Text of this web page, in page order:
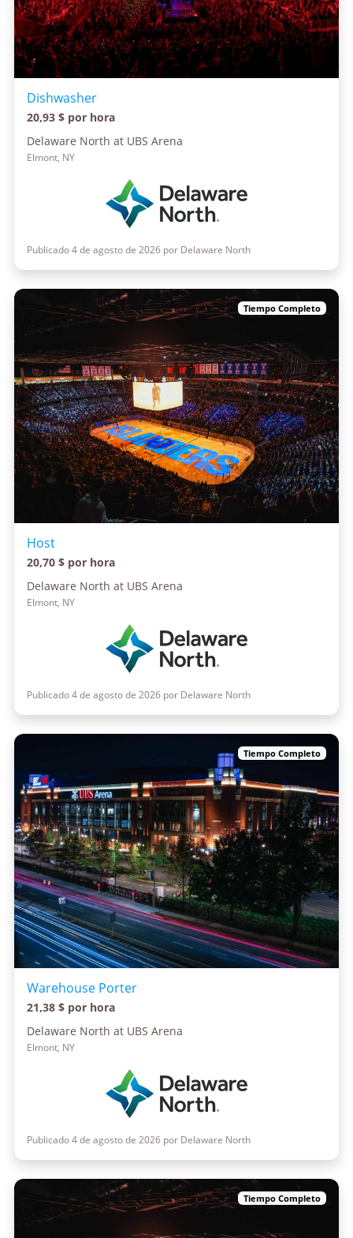
Dishwasher
20,93 $ por hora
Delaware North at UBS Arena
Elmont, NY
Publicado 4 de agosto de 2026 por Delaware North
Tiempo Completo
Host
20,70 $ por hora
Delaware North at UBS Arena
Elmont, NY
Publicado 4 de agosto de 2026 por Delaware North
Tiempo Completo
Warehouse Porter
21,38 $ por hora
Delaware North at UBS Arena
Elmont, NY
Publicado 4 de agosto de 2026 por Delaware North
Tiempo Completo